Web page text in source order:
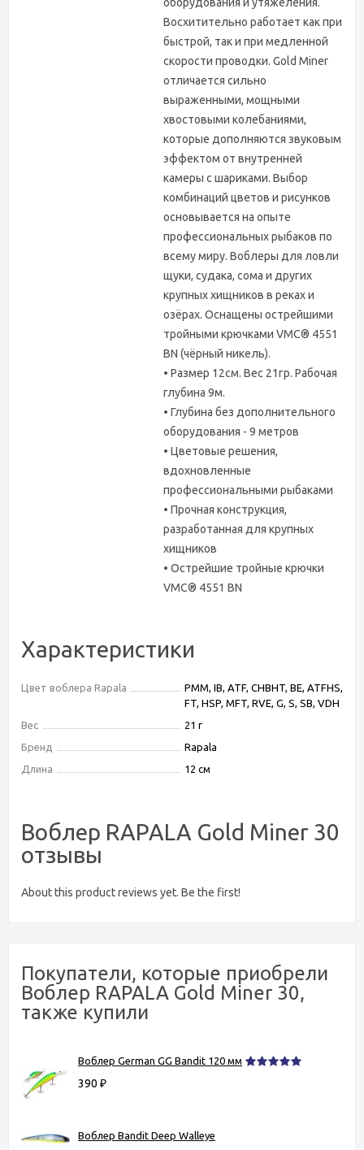
Восхитительно работает как при
быстрой, так и при медленной
скорости проводки. Gold Miner
отличается сильно
выраженными, мощными
хвостовыми колебаниями,
которые дополняются звуковым
эффектом от внутренней
камеры с шариками. Выбор
комбинаций цветов и рисунков
основывается на опыте
профессиональных рыбаков по
всему миру. Воблеры для ловли
щуки, судака, сома и других
крупных хищников в реках и
озёрах. Оснащены острейшими
тройными крючками VMC® 4551
BN (чёрный никель).
• Размер 12см. Вес 21гр. Рабочая
глубина 9м.
• Глубина без дополнительного
оборудования - 9 метров
• Цветовые решения,
вдохновленные
профессиональными рыбаками
• Прочная конструкция,
разработанная для крупных
хищников
• Острейшие тройные крючки
VMC® 4551 BN
Характеристики
Цвет воблера Rapala
PMM, IB, ATF, CHBHT, BE, ATFHS,
FT, HSP, MFT, RVE, G, S, SB, VDH
Вес
21 г
Бренд
Rapala
Длина
12 см
Воблер RAPALA Gold Miner 30
отзывы
About this product reviews yet. Be the first!
Покупатели, которые приобрели
Воблер RAPALA Gold Miner 30,
также купили
Воблер German GG Bandit 120 мм
390 ₽
Воблер Bandit Deep Walleye